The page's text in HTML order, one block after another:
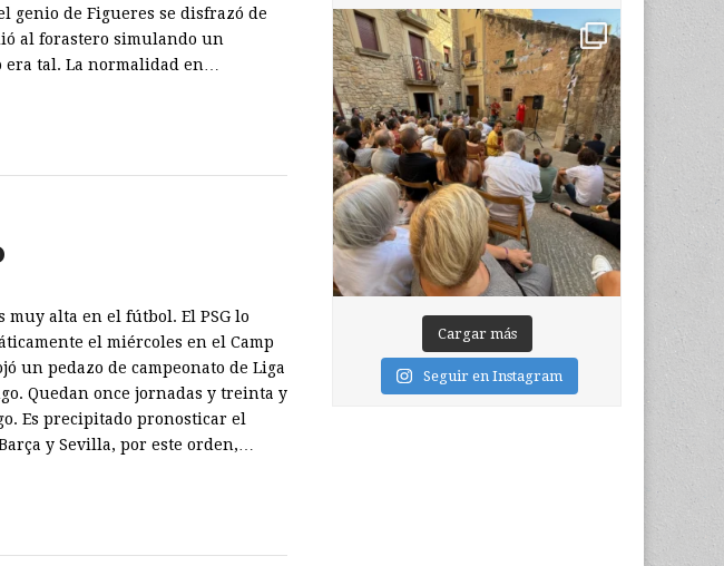
genio de Figueres se disfrazó de
al forastero simulando un
era tal. La normalidad en…
muy alta en el fútbol. El PSG lo
el miércoles en el Camp
un pedazo de campeonato de Liga
Quedan once jornadas y treinta y
Es precipitado pronosticar el
y Sevilla, por este orden,…
Cargar más
Seguir en Instagram